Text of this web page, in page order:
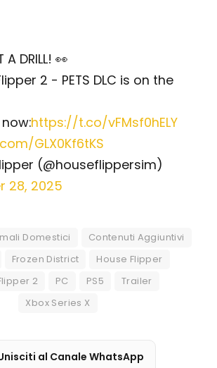
A DRILL! 👀
2 - PETS DLC is on the
https://t.co/vFMsf0hELY
GLX0Kf6tKS
(@houseflippersim)
28, 2025
Domestici
Contenuti Aggiuntivi
Frozen District
House Flipper
2
PC PS5
Trailer
Xbox Series X
al Canale WhatsApp